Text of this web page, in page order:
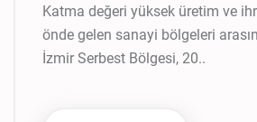
Katma değeri yüksek üretim ve
önde gelen sanayi bölgeleri
İzmir Serbest Bölgesi, 20..